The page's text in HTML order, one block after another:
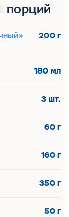
порций
200 г
180 мл
3 шт.
60 г
160 г
350 г
50 г